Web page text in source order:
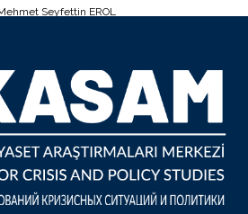
Seyfettin EROL